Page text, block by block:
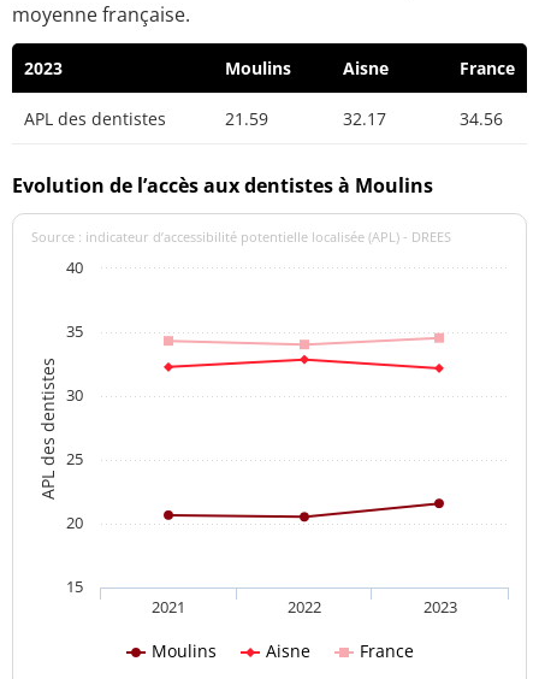
moyenne française.
2023 Moulins Aisne France
APL des dentistes 21.59 32.17 34.56
Evolution de l’accès aux dentistes à Moulins
APL des dentistes
Source : indicateur d’accessibilité potentielle localisée (APL) - DREES
Moulins Aisne France
2021 2022 2023
15
20
25
30
35
40